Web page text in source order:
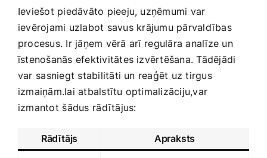
Ieviešot piedāvāto pieeju, uzņēmumi ‌var⁢
ievērojami‌ uzlabot savus ⁢krājumu pārvaldības
procesus. Ir jāņem vērā⁣ arī⁣ regulāra analīze un
īstenošanās efektivitātes izvērtēšana. Tādējādi
var⁢ sasniegt stabilitāti un reaģēt uz ‍tirgus
izmaiņām.lai atbalstītu optimalizāciju,var
izmantot ⁣šādus⁢ rādītājus:
Rādītājs Apraksts